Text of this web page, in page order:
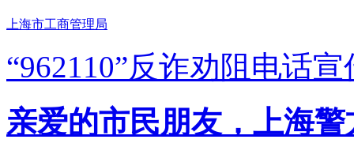
上海市工商管理局
“962110”反诈劝阻电话宣
亲爱的市民朋友，上海